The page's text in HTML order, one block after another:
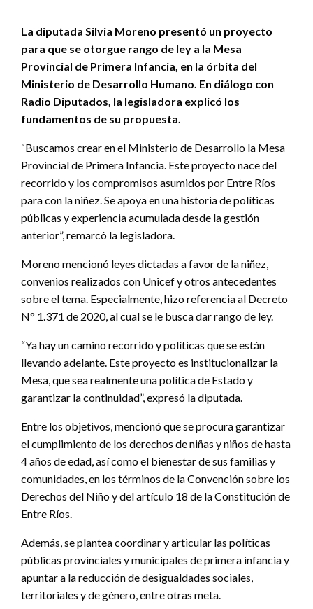
La diputada Silvia Moreno presentó un proyecto
para que se otorgue rango de ley a la Mesa
Provincial de Primera Infancia, en la órbita del
Ministerio de Desarrollo Humano. En diálogo con
Radio Diputados, la legisladora explicó los
fundamentos de su propuesta.
“Buscamos crear en el Ministerio de Desarrollo la Mesa
Provincial de Primera Infancia. Este proyecto nace del
recorrido y los compromisos asumidos por Entre Ríos
para con la niñez. Se apoya en una historia de políticas
públicas y experiencia acumulada desde la gestión
anterior”, remarcó la legisladora.
Moreno mencionó leyes dictadas a favor de la niñez,
convenios realizados con Unicef y otros antecedentes
sobre el tema. Especialmente, hizo referencia al Decreto
N° 1.371 de 2020, al cual se le busca dar rango de ley.
“Ya hay un camino recorrido y políticas que se están
llevando adelante. Este proyecto es institucionalizar la
Mesa, que sea realmente una política de Estado y
garantizar la continuidad”, expresó la diputada.
Entre los objetivos, mencionó que se procura garantizar
el cumplimiento de los derechos de niñas y niños de hasta
4 años de edad, así como el bienestar de sus familias y
comunidades, en los términos de la Convención sobre los
Derechos del Niño y del artículo 18 de la Constitución de
Entre Ríos.
Además, se plantea coordinar y articular las políticas
públicas provinciales y municipales de primera infancia y
apuntar a la reducción de desigualdades sociales,
territoriales y de género, entre otras meta.